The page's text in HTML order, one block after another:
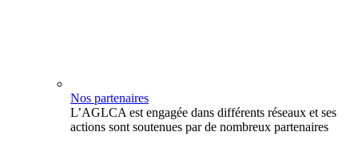
Nos partenaires
L’AGLCA est engagée dans différents réseaux et ses
actions sont soutenues par de nombreux partenaires